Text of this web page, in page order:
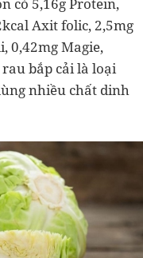
Axit folic, 2,5mg
0,42mg Magie,
rau bắp cải là loại
nhiều chất dinh